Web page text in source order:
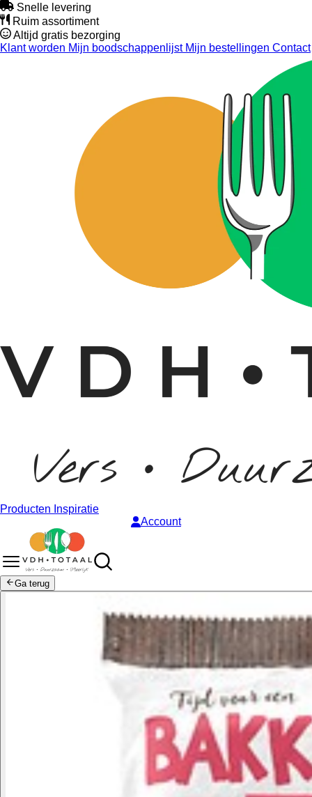
Snelle levering
Ruim assortiment
Altijd gratis bezorging
Klant worden Mijn boodschappenlijstMijn bestellingen Contact
Producten Inspiratie
Account
Ga terug